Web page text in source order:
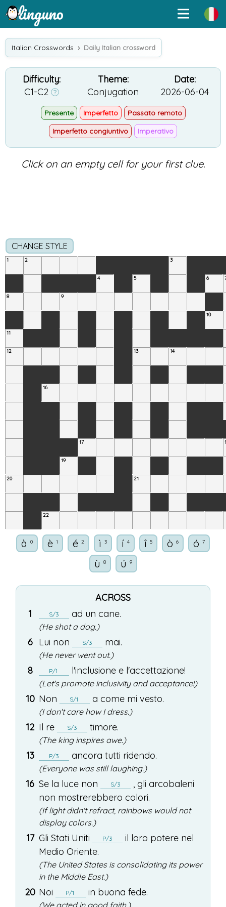
Italian Crosswords Daily Italian crossword
Difficulty:
C1-C2
Theme:
Conjugation
Date:
2026-06-04
Presente Imperfetto
Passato remoto
Imperfetto congiuntivo
Imperativo
Click on an empty cell for your first clue.
CHANGE STYLE
1 2 3
4 5 6
8 9
10
11
12 13 14
16
17
19
20 21
22
à 0 è 1 é 2 ì 3 í 4 î 5 ò 6 ó 7
ù 8 ú 9
ACROSS
1
S/3 ad un cane.
(He shot a dog.)
6 Lui non S/3 mai.
(He never went out.)
8 P/1 l'inclusione e l'accettazione!
(Let's promote inclusivity and acceptance!)
10 Non S/1 a come mi vesto.
(I don't care how I dress.)
12 Il re S/3 timore.
(The king inspires awe.)
13 P/3 ancora tutti ridendo.
(Everyone was still laughing.)
16 Se la luce non S/3 , gli arcobaleni
non mostrerebbero colori.
(If light didn't refract, rainbows would not
display colors.)
17 Gli Stati Uniti P/3 il loro potere nel
Medio Oriente.
(The United States is consolidating its power
in the Middle East.)
20 Noi P/1 in buona fede.
(We acted in good faith.)